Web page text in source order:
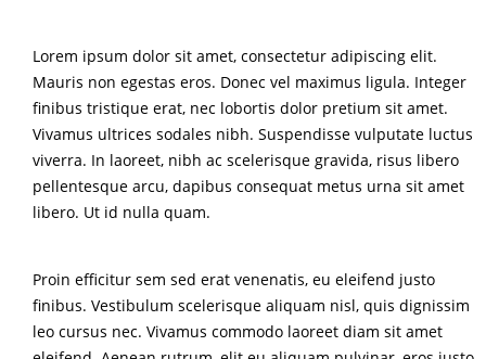
Lorem ipsum dolor sit amet, consectetur adipiscing elit.
Mauris non egestas eros. Donec vel maximus ligula. Integer
finibus tristique erat, nec lobortis dolor pretium sit amet.
Vivamus ultrices sodales nibh. Suspendisse vulputate luctus
viverra. In laoreet, nibh ac scelerisque gravida, risus libero
pellentesque arcu, dapibus consequat metus urna sit amet
libero. Ut id nulla quam.
Proin efficitur sem sed erat venenatis, eu eleifend justo
finibus. Vestibulum scelerisque aliquam nisl, quis dignissim
leo cursus nec. Vivamus commodo laoreet diam sit amet